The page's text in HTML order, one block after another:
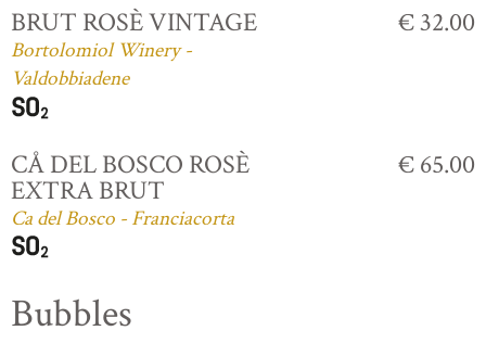
BRUT ROSÈ VINTAGE
Bortolomiol Winery -
Valdobbiadene
€ 32.00
CÅ DEL BOSCO ROSÈ
EXTRA BRUT
Ca del Bosco - Franciacorta
€ 65.00
Bubbles